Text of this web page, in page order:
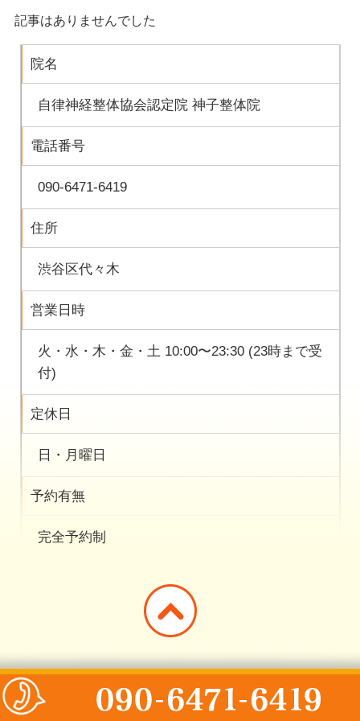
記事はありませんでした
院名
自律神経整体協会認定院 神子整体院
電話番号
090-6471-6419
住所
渋谷区代々木
営業日時
火・水・木・金・土 10:00〜23:30 (23時まで受
付)
定休日
日・月曜日
予約有無
完全予約制